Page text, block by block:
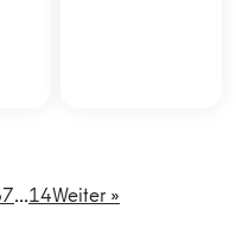
7…14Weiter »